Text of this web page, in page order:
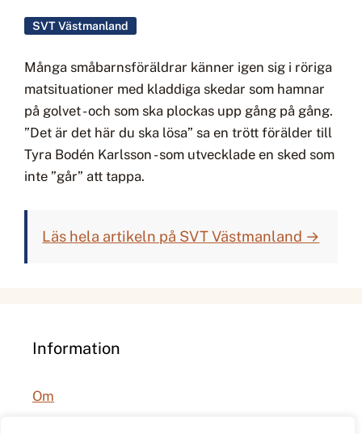
SVT Västmanland
Många småbarnsföräldrar känner igen sig i röriga
matsituationer med kladdiga skedar som hamnar
på golvet - och som ska plockas upp gång på gång.
”Det är det här du ska lösa” sa en trött förälder till
Tyra Bodén Karlsson - som utvecklade en sked som
inte ”går” att tappa.
Läs hela artikeln på SVT Västmanland →
Information
Om